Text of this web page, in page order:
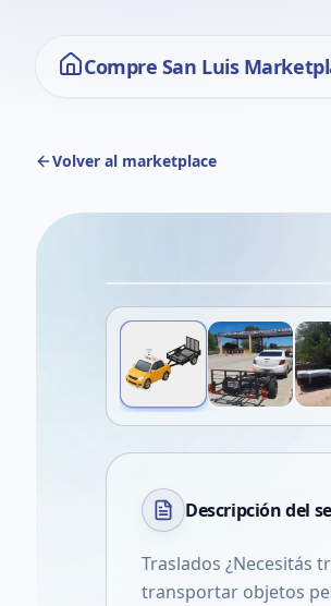
Compre San Luis
Volver al marketplace
Descripción del
Traslados ¿Necesitás
transportar objetos